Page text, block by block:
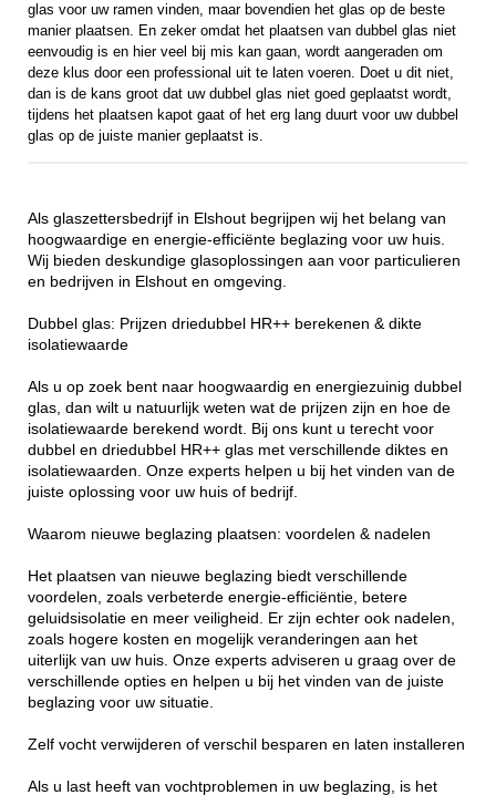
glas voor uw ramen vinden, maar bovendien het glas op de beste
manier plaatsen. En zeker omdat het plaatsen van dubbel glas niet
eenvoudig is en hier veel bij mis kan gaan, wordt aangeraden om
deze klus door een professional uit te laten voeren. Doet u dit niet,
dan is de kans groot dat uw dubbel glas niet goed geplaatst wordt,
tijdens het plaatsen kapot gaat of het erg lang duurt voor uw dubbel
glas op de juiste manier geplaatst is.
Als glaszettersbedrijf in Elshout begrijpen wij het belang van
hoogwaardige en energie-efficiënte beglazing voor uw huis.
Wij bieden deskundige glasoplossingen aan voor particulieren
en bedrijven in Elshout en omgeving.
Dubbel glas: Prijzen driedubbel HR++ berekenen & dikte
isolatiewaarde
Als u op zoek bent naar hoogwaardig en energiezuinig dubbel
glas, dan wilt u natuurlijk weten wat de prijzen zijn en hoe de
isolatiewaarde berekend wordt. Bij ons kunt u terecht voor
dubbel en driedubbel HR++ glas met verschillende diktes en
isolatiewaarden. Onze experts helpen u bij het vinden van de
juiste oplossing voor uw huis of bedrijf.
Waarom nieuwe beglazing plaatsen: voordelen & nadelen
Het plaatsen van nieuwe beglazing biedt verschillende
voordelen, zoals verbeterde energie-efficiëntie, betere
geluidsisolatie en meer veiligheid. Er zijn echter ook nadelen,
zoals hogere kosten en mogelijk veranderingen aan het
uiterlijk van uw huis. Onze experts adviseren u graag over de
verschillende opties en helpen u bij het vinden van de juiste
beglazing voor uw situatie.
Zelf vocht verwijderen of verschil besparen en laten installeren
Als u last heeft van vochtproblemen in uw beglazing, is het